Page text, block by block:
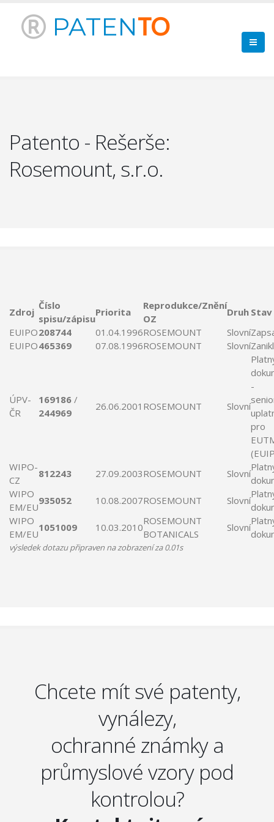
PATENTO
Patento - Rešerše:
Rosemount, s.r.o.
Zdroj
Číslo
spisu/zápisu
Priorita
Reprodukce/Znění
OZ
Druh Stav
EUIPO208744 01.04.1996ROSEMOUNT Slovní
EUIPO465369 07.08.1996ROSEMOUNT Slovní
ÚPV-
ČR
169186 /
244969
26.06.2001 ROSEMOUNT Slovní
-
pro
WIPO-
CZ
812243 27.09.2003ROSEMOUNT Slovní
WIPO
EM/EU
935052 10.08.2007ROSEMOUNT Slovní
WIPO
EM/EU
1051009 10.03.2010
ROSEMOUNT
BOTANICALS
Slovní
výsledek dotazu připraven na zobrazení za 0.01s
Chcete mít své patenty,
vynálezy,
ochranné známky a
průmyslové vzory pod
kontrolou?